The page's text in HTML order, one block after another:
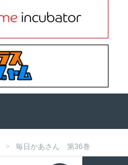
毎日かあさん 第36巻